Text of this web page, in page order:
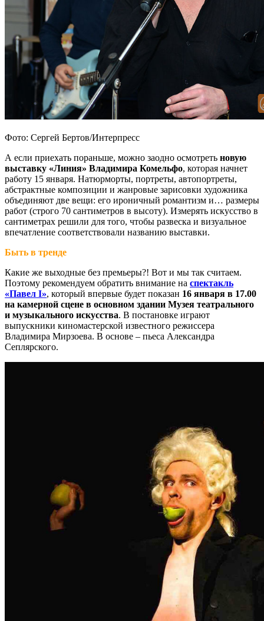
Фото: Сергей Бертов/Интерпресс
А если приехать пораньше, можно заодно осмотреть новую
выставку «Линия» Владимира Комельфо, которая начнет
работу 15 января. Натюрморты, портреты, автопортреты,
абстрактные композиции и жанровые зарисовки художника
объединяют две вещи: его ироничный романтизм и… размеры
работ (строго 70 сантиметров в высоту). Измерять искусство в
сантиметрах решили для того, чтобы развеска и визуальное
впечатление соответствовали названию выставки.
Быть в тренде
Какие же выходные без премьеры?! Вот и мы так считаем.
Поэтому рекомендуем обратить внимание на спектакль
«Павел I», который впервые будет показан 16 января в 17.00
на камерной сцене в основном здании Музея театрального
и музыкального искусства. В постановке играют
выпускники киномастерской известного режиссера
Владимира Мирзоева. В основе – пьеса Александра
Сеплярского.